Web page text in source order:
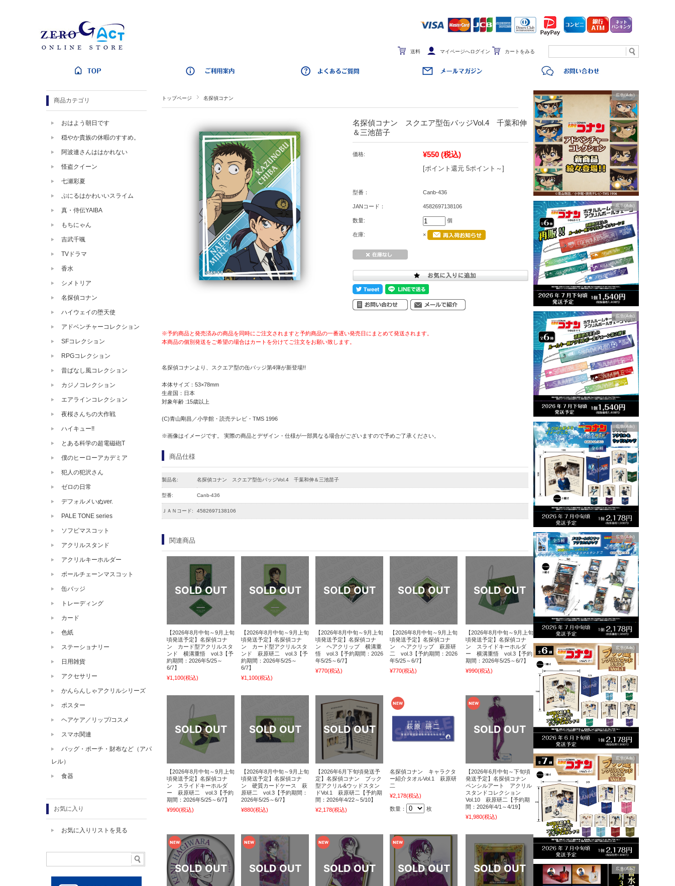
送料 マイページへログイン カートをみる
広告(Ads)
広告(Ads)
広告(Ads)
広告(Ads)
広告(Ads)
広告(Ads)
広告(Ads)
広告(Ads)
トップページ 名探偵コナン
名探偵コナン スクエア型缶バッジVol.4 千葉和伸
＆三池苗子
価格: ¥550 (税込)
[ポイント還元 5ポイント～]
型番： Canb-436
JANコード： 4582697138106
数量: 個
在庫: ×
※予約商品と発売済みの商品を同時にご注文されますと予約商品の一番遅い発売日にまとめて発送されます。
本商品の個別発送をご希望の場合はカートを分けてご注文をお願い致します。
名探偵コナンより、スクエア型の缶バッジ第4弾が新登場!!
本体サイズ：53×78mm
生産国：日本
対象年齢 :15歳以上
(C)青山剛昌／小学館・読売テレビ・TMS 1996
※画像はイメージです。 実際の商品とデザイン・仕様が一部異なる場合がございますので予めご了承ください。
商品仕様
製品名: 名探偵コナン スクエア型缶バッジVol.4 千葉和伸＆三池苗子
型番: Canb-436
ＪＡＮコード: 4582697138106
関連商品
【2026年8月中旬～9月上旬
頃発送予定】名探偵コナ
ン カード型アクリルスタ
ンド 横溝重悟 vol.3【予
約期間：2026年5/25～
6/7】
¥1,100(税込)
【2026年8月中旬～9月上旬
頃発送予定】名探偵コナ
ン カード型アクリルスタ
ンド 萩原研二 vol.3【予
約期間：2026年5/25～
6/7】
¥1,100(税込)
【2026年8月中旬～9月上旬
頃発送予定】名探偵コナ
ン ヘアクリップ 横溝重
悟 vol.3【予約期間：2026
年5/25～6/7】
¥770(税込)
【2026年8月中旬～9月上旬
頃発送予定】名探偵コナ
ン ヘアクリップ 萩原研
二 vol.3【予約期間：2026
年5/25～6/7】
¥770(税込)
【2026年8月中旬～9月上旬
頃発送予定】名探偵コナ
ン スライドキーホルダ
ー 横溝重悟 vol.3【予約
期間：2026年5/25～6/7】
¥990(税込)
【2026年8月中旬～9月上旬
頃発送予定】名探偵コナ
ン スライドキーホルダ
ー 萩原研二 vol.3【予約
期間：2026年5/25～6/7】
¥990(税込)
【2026年8月中旬～9月上旬
頃発送予定】名探偵コナ
ン 硬質カードケース 萩
原研二 vol.3【予約期間：
2026年5/25～6/7】
¥880(税込)
【2026年6月下旬頃発送予
定】名探偵コナン ブック
型アクリル&ウッドスタン
ドVol.1 萩原研二【予約期
間：2026年4/22～5/10】
¥2,178(税込)
名探偵コナン キャラクタ
ー紹介タオルVol.1 萩原研
二
¥2,178(税込)
数量： 枚
【2026年6月中旬～下旬頃
発送予定】名探偵コナン
ペンシルアート アクリル
スタンドコレクション
Vol.10 萩原研二【予約期
間：2026年4/1～4/19】
¥1,980(税込)
商品カテゴリ
おはよう朝日です
穏やか貴族の休暇のすすめ。
阿波連さんははかれない
怪盗クイーン
七瀬彩夏
ぷにるはかわいいスライム
真・侍伝YAIBA
もちにゃん
吉武千颯
TVドラマ
香水
シメトリア
名探偵コナン
ハイウェイの堕天使
アドベンチャーコレクション
SFコレクション
RPGコレクション
昔ばなし風コレクション
カジノコレクション
エアラインコレクション
夜桜さんちの大作戦
ハイキュー!!
とある科学の超電磁砲T
僕のヒーローアカデミア
犯人の犯沢さん
ゼロの日常
デフォルメいぬver.
PALE TONE series
ソフビマスコット
アクリルスタンド
アクリルキーホルダー
ボールチェーンマスコット
缶バッジ
トレーディング
カード
色紙
ステーショナリー
日用雑貨
アクセサリー
かんらんしゃアクリルシリーズ
ポスター
ヘアケア／リップ/コスメ
スマホ関連
バッグ・ポーチ・財布など（アパ
レル）
食器
お気に入り
お気に入りリストを見る